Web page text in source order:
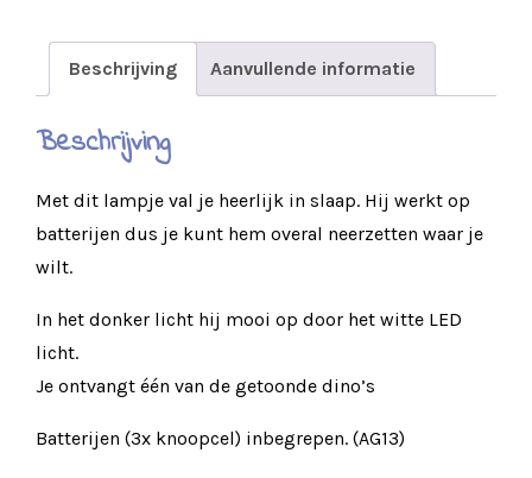
Beschrijving Aanvullende informatie
Beschrijving
Met dit lampje val je heerlijk in slaap. Hij werkt op
batterijen dus je kunt hem overal neerzetten waar je
wilt.
In het donker licht hij mooi op door het witte LED
licht.
Je ontvangt één van de getoonde dino’s
Batterijen (3x knoopcel) inbegrepen. (AG13)